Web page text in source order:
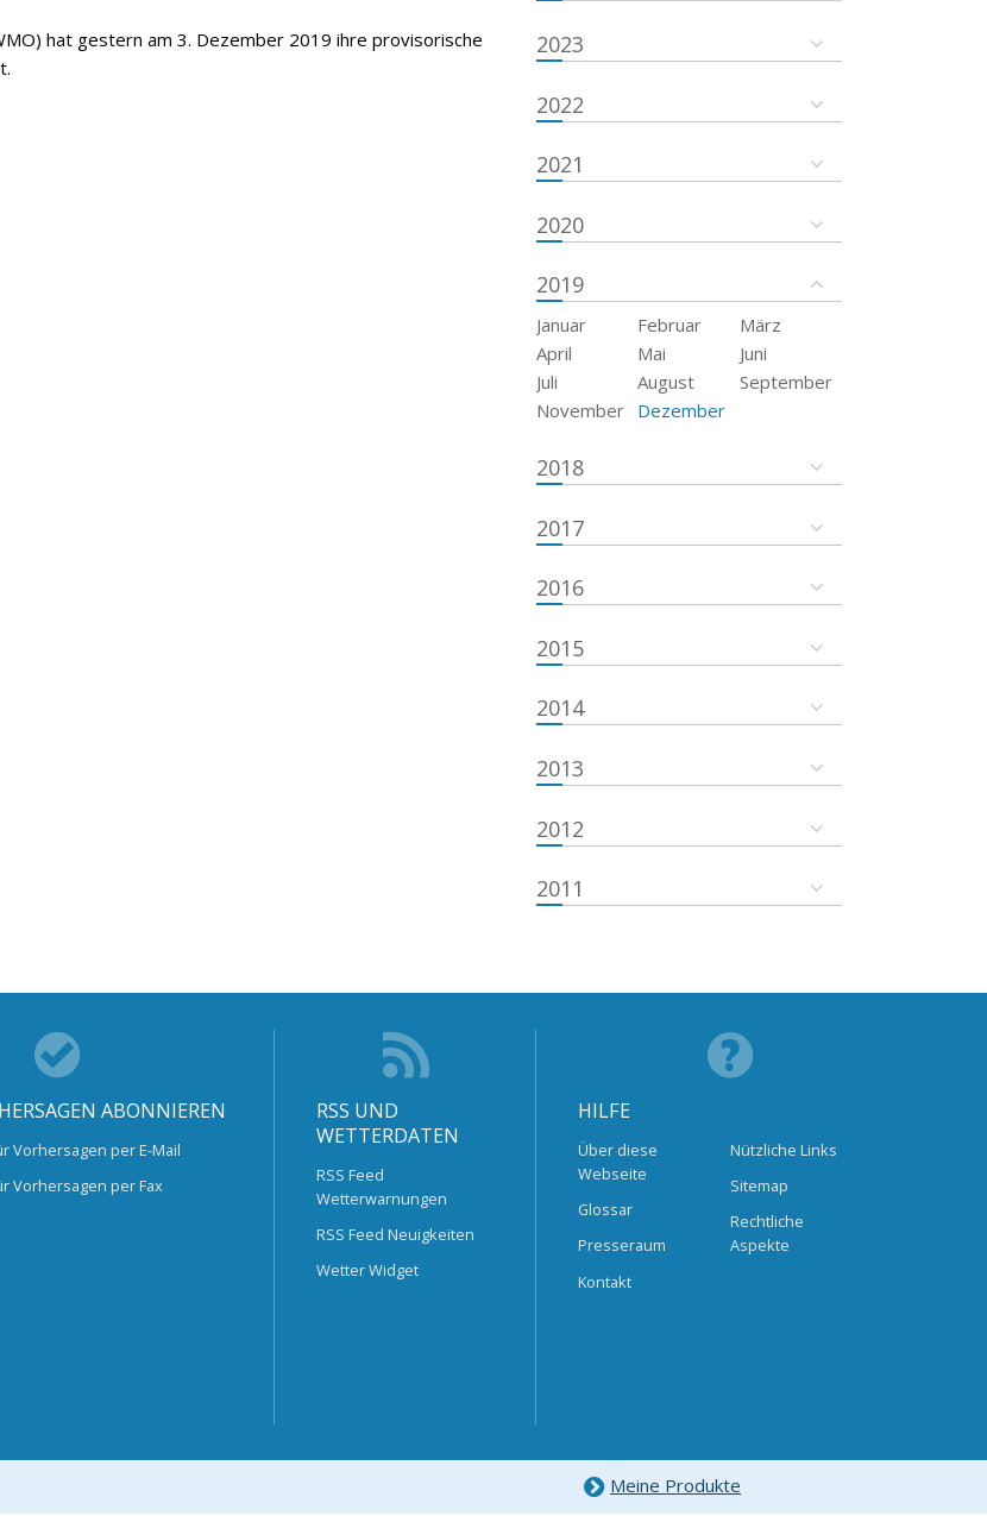
hat gestern am 3. Dezember 2019 ihre provisorische
2023
2022
2021
2020
2019
Januar Februar
März
April
Mai
Juni
Juli
August
September
November
Dezember
2018
2017
2016
2015
2014
2013
2012
2011
ABONNIEREN
Vorhersagen per E-Mail
Vorhersagen per Fax
RSS UND
WETTERDATEN
RSS Feed
Wetterwarnungen
RSS Feed Neuigkeiten
Wetter Widget
HILFE
Über diese
Webseite
Glossar
Presseraum
Kontakt
Nützliche Links
Sitemap
Rechtliche
Aspekte
Meine Produkte